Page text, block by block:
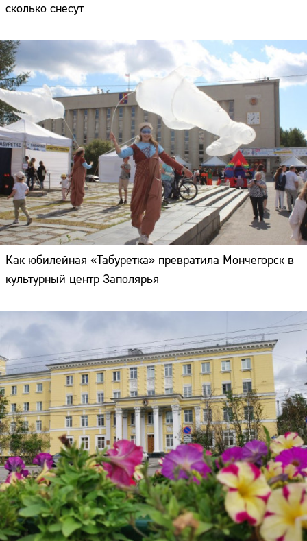
сколько снесут
Как юбилейная «Табуретка» превратила Мончегорск в
культурный центр Заполярья